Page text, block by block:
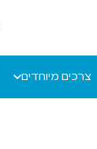
צרכים מיוחדים